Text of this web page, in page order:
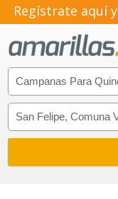
Regístrate aquí